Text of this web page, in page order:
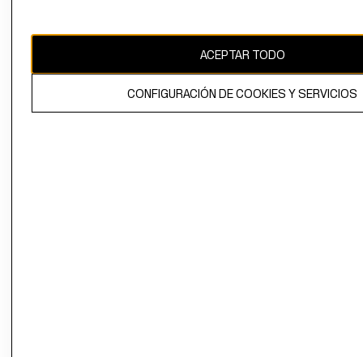
CAMBIAR REGIÓN
El contenido de esta página web está protegido por copyright y es
ACEPTAR TODO
CONFIGURACIÓN DE COOKIES Y SERVICIOS